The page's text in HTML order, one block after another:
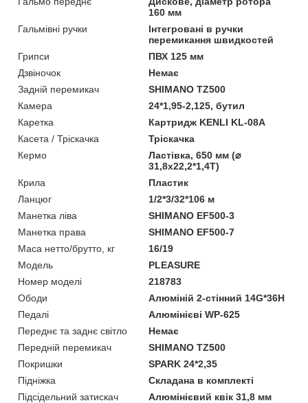
160 мм
Гальмівні ручки
Інтегровані в ручки
перемикання швидкостей
Грипси
ПВХ 125 мм
Дзвіночок
Немає
Задній перемикач
SHIMANO TZ500
Камера
24*1,95-2,125, бутил
Каретка
Картридж KENLI KL-08A
Касета / Тріскачка
Тріскачка
Кермо
Ластівка, 650 мм (⌀
31,8х22,2*1,4Т)
Крила
Пластик
Ланцюг
1/2*3/32*106 м
Манетка ліва
SHIMANO EF500-3
Манетка права
SHIMANO EF500-7
Маса нетто/брутто, кг
16/19
Мoдель
PLEASURE
Номер моделі
218783
Ободи
Алюміній 2-стінний 14G*36H
Педалі
Алюмінієві WP-625
Переднє та заднє світло
Немає
Передній перемикач
SHIMANO TZ500
Покришки
SPARK 24*2,35
Підніжка
Складана в комплекті
Підсідельний затискач
Алюмінієвий квік 31,8 мм